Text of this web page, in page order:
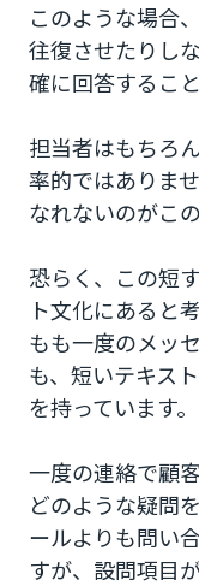
このような場合
往復させたりし
確に回答するこ
担当者はもちろ
率的ではありま
なれないのがこ
恐らく、この短
ト文化にあると
もも一度のメッ
も、短いテキス
を持っています。
一度の連絡で顧
どのような疑問
ールよりも問い
すが、設問項目